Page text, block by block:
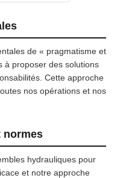
de « pragmatisme et
à proposer des solutions
Cette approche
nos opérations et nos
normes
hydrauliques pour
et notre approche